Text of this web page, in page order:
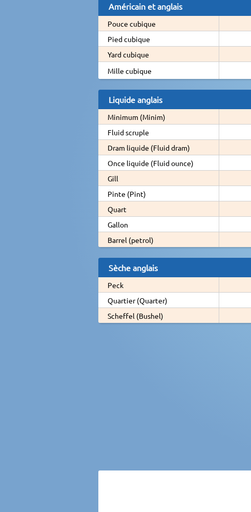
Américain et anglais
Pouce cubique
Pied cubique
Yard cubique
Mille cubique
Liquide anglais
Minimum (Minim)
Fluid scruple
Dram liquide (Fluid dram)
Once liquide (Fluid ounce)
Gill
Pinte (Pint)
Quart
Gallon
Barrel (petrol)
Sèche anglais
Peck
Quartier (Quarter)
Scheffel (Bushel)